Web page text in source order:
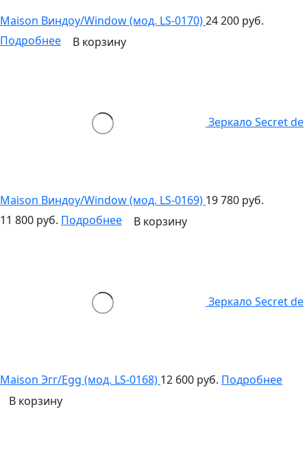
Maison Виндоу/Window (мод. LS-0170)24 200 руб.
Подробнее
В корзину
Зеркало Secret de
Maison Виндоу/Window (мод. LS-0169) 19 780 руб.
11 800 руб. Подробнее В корзину
Зеркало Secret de
Maison Эгг/Egg (мод. LS-0168) 12 600 руб. Подробнее
В корзину